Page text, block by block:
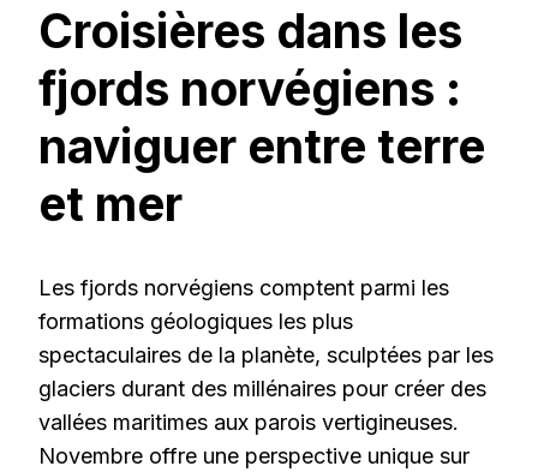
Croisières dans les
fjords norvégiens :
naviguer entre terre
et mer
Les fjords norvégiens comptent parmi les
formations géologiques les plus
spectaculaires de la planète, sculptées par les
glaciers durant des millénaires pour créer des
vallées maritimes aux parois vertigineuses.
Novembre offre une perspective unique sur